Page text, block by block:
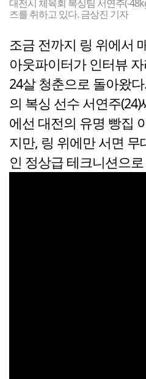
대전시 체육회 복싱팀 서연주(-
즈를 취하고 있다. 금상진 기자
조금 전까지 링 위에서
아웃파이터가 인터뷰
24살 청춘으로 돌아왔
의 복싱 선수 서연주
에선 대전의 유명 빵집
지만, 링 위에만 서면
인 정상급 테크니션으